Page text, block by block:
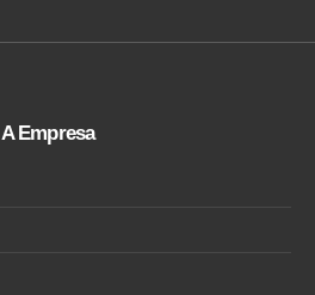
A Empresa